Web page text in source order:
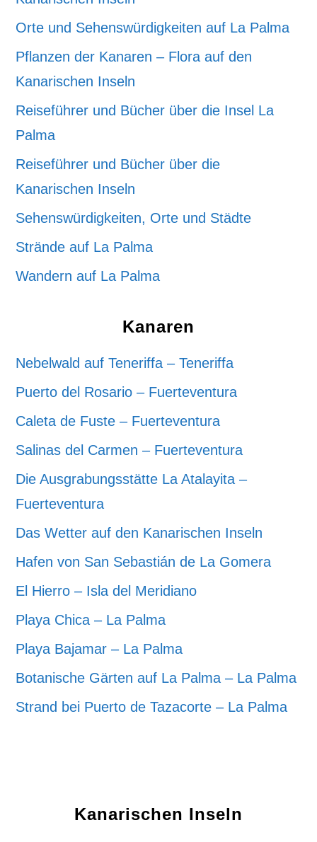
Orte und Sehenswürdigkeiten auf La Palma
Pflanzen der Kanaren – Flora auf den
Kanarischen Inseln
Reiseführer und Bücher über die Insel La
Palma
Reiseführer und Bücher über die
Kanarischen Inseln
Sehenswürdigkeiten, Orte und Städte
Strände auf La Palma
Wandern auf La Palma
Kanaren
Nebelwald auf Teneriffa – Teneriffa
Puerto del Rosario – Fuerteventura
Caleta de Fuste – Fuerteventura
Salinas del Carmen – Fuerteventura
Die Ausgrabungsstätte La Atalayita –
Fuerteventura
Das Wetter auf den Kanarischen Inseln
Hafen von San Sebastián de La Gomera
El Hierro – Isla del Meridiano
Playa Chica – La Palma
Playa Bajamar – La Palma
Botanische Gärten auf La Palma – La Palma
Strand bei Puerto de Tazacorte – La Palma
Kanarischen Inseln